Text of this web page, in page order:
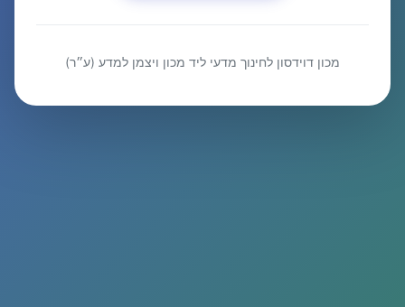
מכון דוידסון לחינוך מדעי ליד מכון ויצמן למדע (ע״ר)